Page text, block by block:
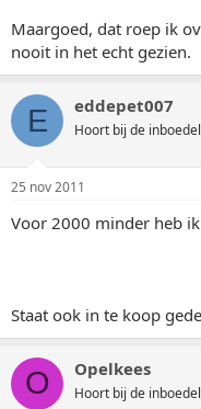
Maargoed, dat roep ik
nooit in het echt gezien.
E eddepet007
Hoort bij de inboedel
25 nov 2011
Voor 2000 minder heb
Staat ook in te koop
O Opelkees
Hoort bij de inboedel